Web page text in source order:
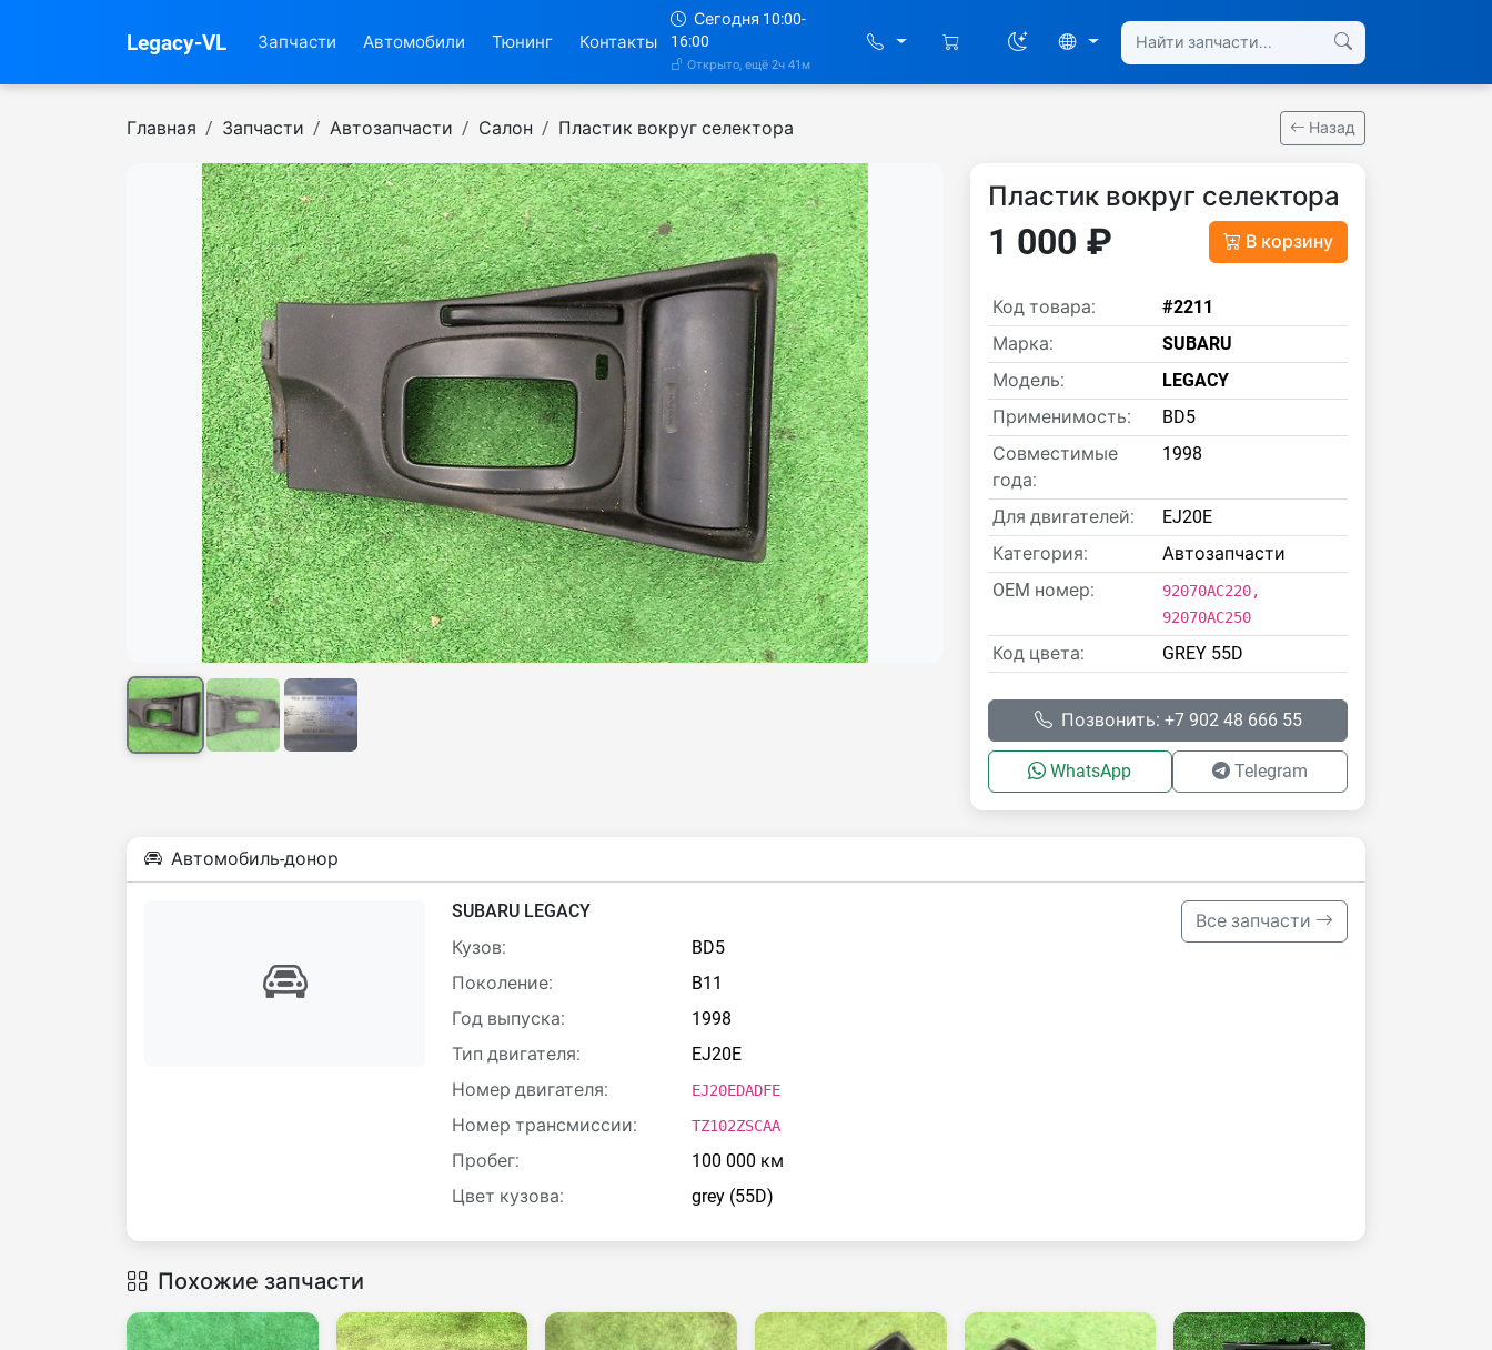
Legacy-VL Запчасти Автомобили Тюнинг Контакты
Сегодня 10:00-
16:00
Открыто, ещё 2ч 41м
Главная Запчасти Автозапчасти Салон Пластик вокруг селектора Назад
Пластик вокруг селектора
1 000 ₽ В корзину
Код товара:
#2211
Марка:
SUBARU
Модель:
LEGACY
Применимость:
BD5
Совместимые
года:
1998
Для двигателей:
EJ20E
Категория:
Автозапчасти
OEM номер:
92070AC220,
92070AC250
Код цвета: GREY 55D
Позвонить: +7 902 48 666 55
WhatsApp Telegram
Автомобиль-донор
SUBARU LEGACY
Кузов:
BD5
Поколение:
B11
Год выпуска:
1998
Тип двигателя:
EJ20E
Номер двигателя:
EJ20EDADFE
Номер трансмиссии: TZ102ZSCAA
Пробег:
100 000 км
Цвет кузова:
grey (55D)
Все запчасти
Похожие запчасти